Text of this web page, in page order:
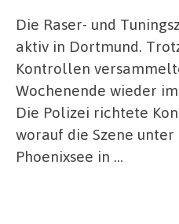
Die Raser- und
aktiv in Dortmund.
Kontrollen
Wochenende wieder
Die Polizei richtete
worauf die Szene
Phoenixsee in …